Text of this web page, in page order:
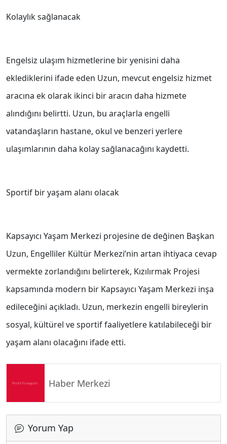
Kolaylık sağlanacak
Engelsiz ulaşım hizmetlerine bir yenisini daha
eklediklerini ifade eden Uzun, mevcut engelsiz hizmet
aracına ek olarak ikinci bir aracın daha hizmete
alındığını belirtti. Uzun, bu araçlarla engelli
vatandaşların hastane, okul ve benzeri yerlere
ulaşımlarının daha kolay sağlanacağını kaydetti.
Sportif bir yaşam alanı olacak
Kapsayıcı Yaşam Merkezi projesine de değinen Başkan
Uzun, Engelliler Kültür Merkezi’nin artan ihtiyaca cevap
vermekte zorlandığını belirterek, Kızılırmak Projesi
kapsamında modern bir Kapsayıcı Yaşam Merkezi inşa
edileceğini açıkladı. Uzun, merkezin engelli bireylerin
sosyal, kültürel ve sportif faaliyetlere katılabileceği bir
yaşam alanı olacağını ifade etti.
Haber Merkezi
Yorum Yap